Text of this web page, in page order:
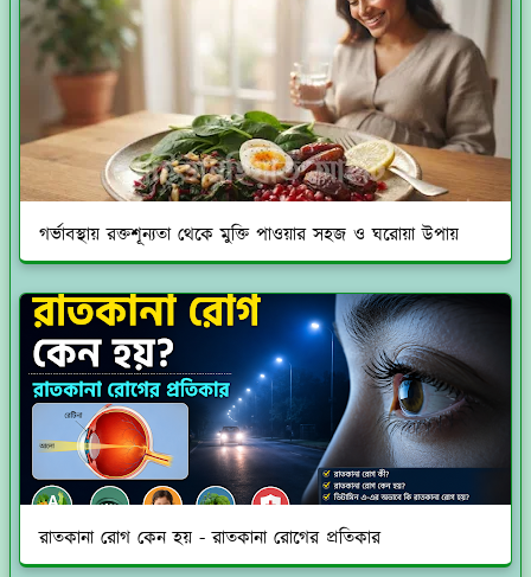
গর্ভাবস্থায় রক্তশূন্যতা থেকে মুক্তি পাওয়ার সহজ ও ঘরোয়া উপায়
রাতকানা রোগ কেন হয় - রাতকানা রোগের প্রতিকার